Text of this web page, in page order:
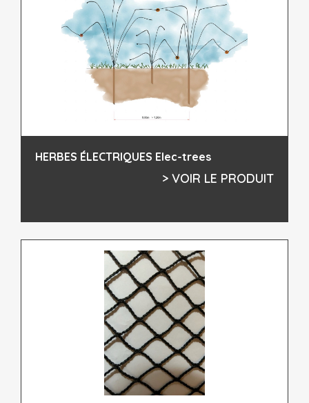
HERBES ÉLECTRIQUES Elec-trees
> VOIR LE PRODUIT